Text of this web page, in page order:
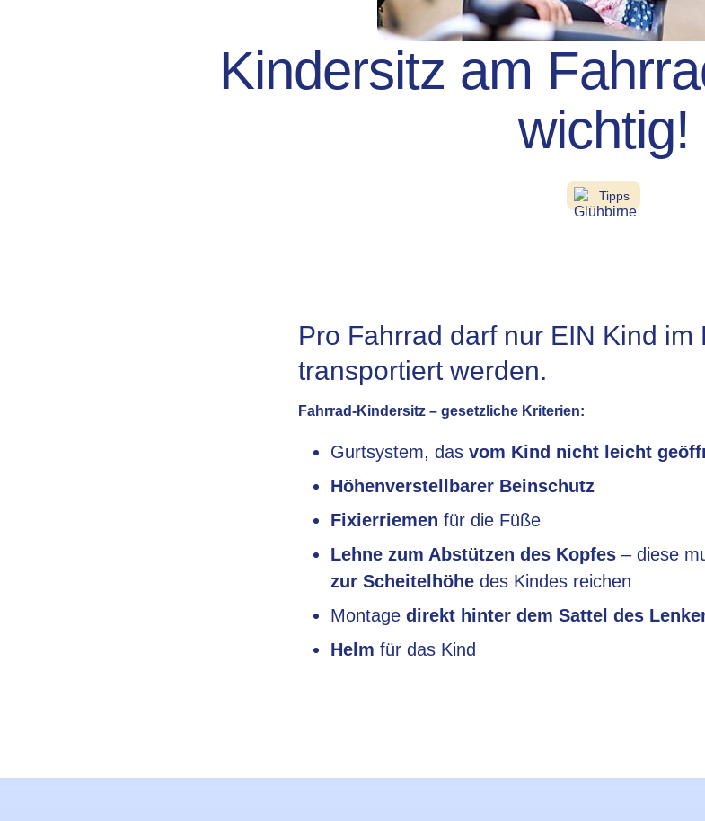
Kindersitz am
wichtig!
Tipps
Pro Fahrrad darf nur EIN Kind im
transportiert werden.
Fahrrad-Kindersitz – gesetzliche Kriterien:
Gurtsystem, das vom Kind nicht leicht
Höhenverstellbarer Beinschutz
Fixierriemen für die Füße
Lehne zum Abstützen des Kopfes – diese
zur Scheitelhöhe des Kindes reichen
Montage direkt hinter dem Sattel des
Helm für das Kind